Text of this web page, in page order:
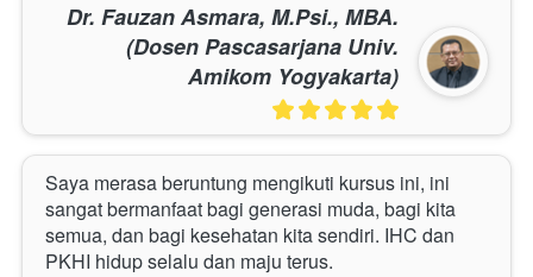
Dr. Fauzan Asmara, M.Psi., MBA.
(Dosen Pascasarjana Univ.
Amikom Yogyakarta)
Saya merasa beruntung mengikuti kursus ini, ini
sangat bermanfaat bagi generasi muda, bagi kita
semua, dan bagi kesehatan kita sendiri. IHC dan
PKHI hidup selalu dan maju terus.